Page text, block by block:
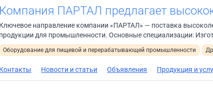
Компания ПАРТАЛ предлагает
Ключевое направление компании «ПАРТАЛ» — поставка
продукции для промышленности. Основные специализации:
Оборудование для пищевой и перерабатывающей промышленности
Контакты Новости и статьи Объявления Продукция и